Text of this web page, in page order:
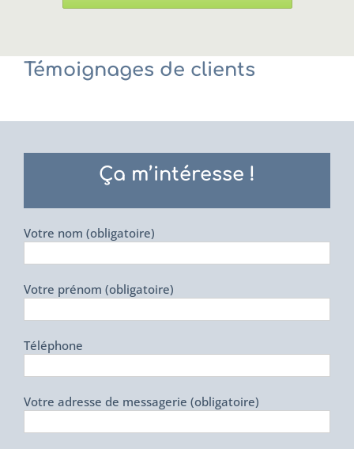
Témoignages de clients
Ça m’intéresse !
Votre nom (obligatoire)
Votre prénom (obligatoire)
Téléphone
Votre adresse de messagerie (obligatoire)